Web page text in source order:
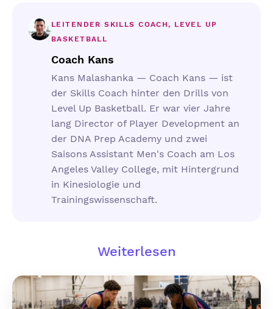
LEITENDER SKILLS COACH, LEVEL UP
BASKETBALL
Coach Kans
Kans Malashanka — Coach Kans — ist
der Skills Coach hinter den Drills von
Level Up Basketball. Er war vier Jahre
lang Director of Player Development an
der DNA Prep Academy und zwei
Saisons Assistant Men's Coach am Los
Angeles Valley College, mit Hintergrund
in Kinesiologie und
Trainingswissenschaft.
Weiterlesen